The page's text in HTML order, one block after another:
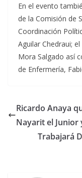
En el evento
de la Comisión de
Coordinación
Aguilar Chedraui;
Mora Salgado así
de Enfermería,
Ricardo Anaya
Nayarit el Junior
Trabajará